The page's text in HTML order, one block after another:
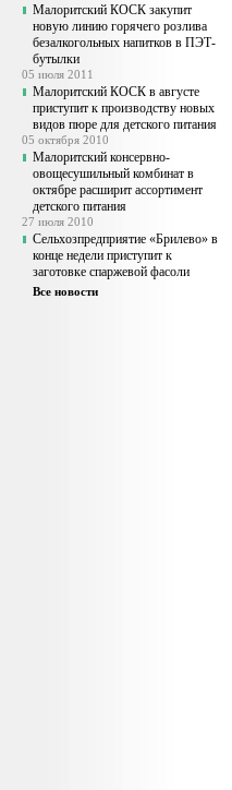
Малоритский КОСК закупит
новую линию горячего розлива
безалкогольных напитков в ПЭТ-
бутылки
05 июля 2011
Малоритский КОСК в августе
приступит к производству новых
видов пюре для детского питания
05 октября 2010
Малоритский консервно-
овощесушильный комбинат в
октябре расширит ассортимент
детского питания
27 июля 2010
Сельхозпредприятие «Брилево» в
конце недели приступит к
заготовке спаржевой фасоли
Все новости